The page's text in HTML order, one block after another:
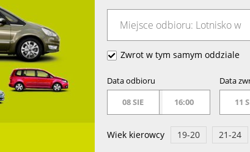
Zwrot w tym samym oddziale
Data odbioru
08 SIE
16:00
Data
11
Wiek kierowcy 19-20 21-24